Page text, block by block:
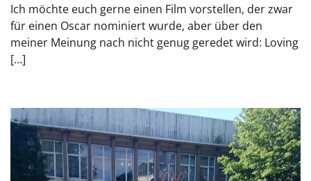
Ich möchte euch gerne einen Film vorstellen, der zwar
für einen Oscar nominiert wurde, aber über den
meiner Meinung nach nicht genug geredet wird: Loving
[…]